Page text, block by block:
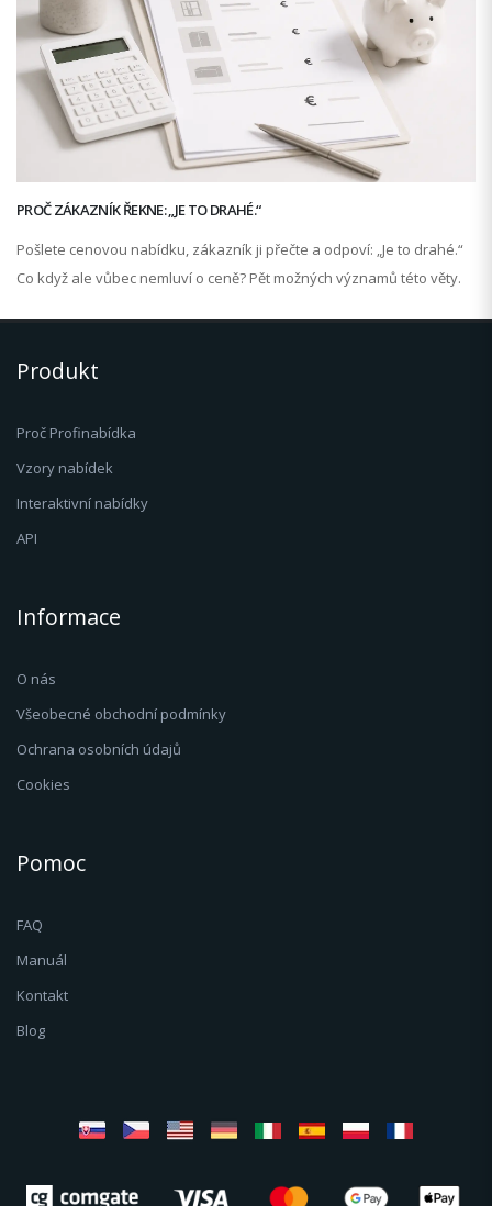
PROČ ZÁKAZNÍK ŘEKNE: „JE TO DRAHÉ.“
Pošlete cenovou nabídku, zákazník ji přečte a odpoví: „Je to drahé.“
Co když ale vůbec nemluví o ceně? Pět možných významů této věty.
Produkt
Proč Profinabídka
Vzory nabídek
Interaktivní nabídky
API
Informace
O nás
Všeobecné obchodní podmínky
Ochrana osobních údajů
Cookies
Pomoc
FAQ
Manuál
Kontakt
Blog